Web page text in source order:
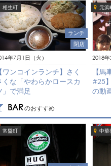
相生町
ランチ
閉店
年7月1日（火）
ワンコインランチ】さく
くな「やわらかロースカ
」で満足
元浜
2018年
【
#25
の動
BARのおすすめ
常盤町 中華